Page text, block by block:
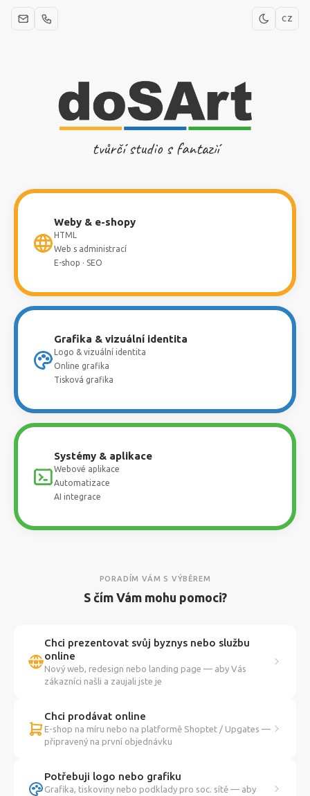
CZ
tvůrčí studio s fantazií
Weby & e-shopy
HTML
Web s administrací
E-shop · SEO
Grafika & vizuální identita
Logo & vizuální identita
Online grafika
Tisková grafika
Systémy & aplikace
Webové aplikace
Automatizace
AI integrace
PORADÍM VÁM S VÝBĚREM
S čím Vám mohu pomoci?
Chci prezentovat svůj byznys nebo službu
online
Nový web, redesign nebo landing page — aby Vás
zákazníci našli a zaujali jste je
Chci prodávat online
E-shop na míru nebo na platformě Shoptet / Upgates —
připravený na první objednávku
Potřebuji logo nebo grafiku
Grafika, tiskoviny nebo podklady pro soc. sítě — aby